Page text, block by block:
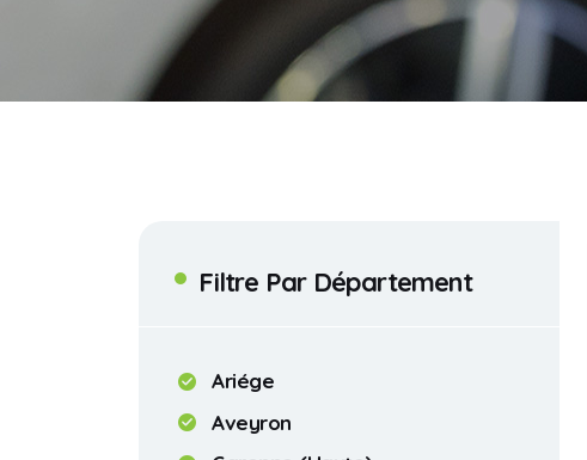
Filtre Par Département
Ariége
Aveyron